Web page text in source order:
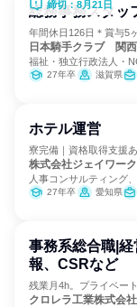
締切：8月21日
総務事務スタッ
年間休日126日＊賞与5
日本騎手クラブ 関
福祉・独立行政法人・
27年卒 滋賀県
ホテル運営
寮完備｜資格取得支援
株式会社ジェイワー
人事コンサルティング
27年卒 愛知県
事務系総合職|
報、CSRなど
残業月4h。プライベー
クロレラ工業株式会社